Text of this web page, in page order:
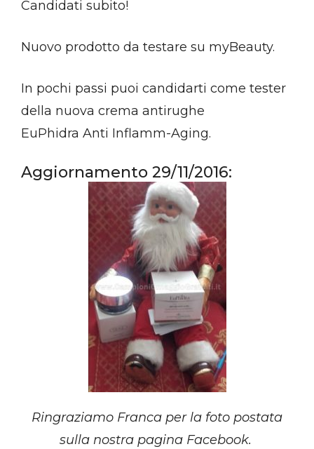
Candidati subito!
Nuovo prodotto da testare su myBeauty.
In pochi passi puoi candidarti come tester
della nuova crema antirughe
EuPhidra Anti Inflamm-Aging.
Aggiornamento 29/11/2016:
Ringraziamo Franca per la foto postata
sulla nostra pagina Facebook.